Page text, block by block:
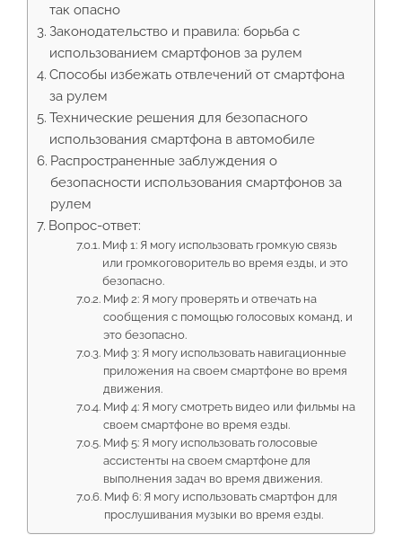
так опасно
Законодательство и правила: борьба с
использованием смартфонов за рулем
Способы избежать отвлечений от смартфона
за рулем
Технические решения для безопасного
использования смартфона в автомобиле
Распространенные заблуждения о
безопасности использования смартфонов за
рулем
Вопрос-ответ:
Миф 1: Я могу использовать громкую связь
или громкоговоритель во время езды, и это
безопасно.
Миф 2: Я могу проверять и отвечать на
сообщения с помощью голосовых команд, и
это безопасно.
Миф 3: Я могу использовать навигационные
приложения на своем смартфоне во время
движения.
Миф 4: Я могу смотреть видео или фильмы на
своем смартфоне во время езды.
Миф 5: Я могу использовать голосовые
ассистенты на своем смартфоне для
выполнения задач во время движения.
Миф 6: Я могу использовать смартфон для
прослушивания музыки во время езды.